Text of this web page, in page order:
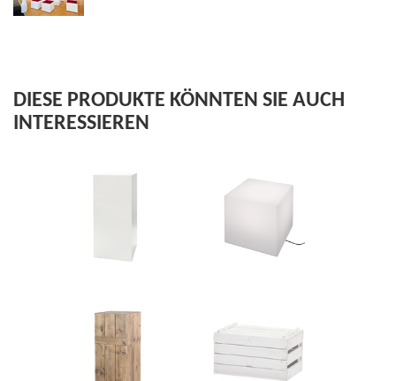
DIESE PRODUKTE KÖNNTEN SIE AUCH
INTERESSIEREN